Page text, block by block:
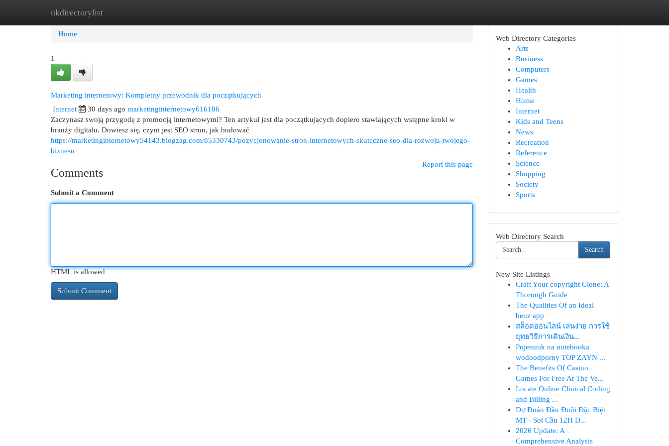
ukdirectorylist
Home New Site Listings
Home
1
Marketing internetowy: Kompletny przewodnik dla początkujących
Internet 30 days ago marketinginternetowy616106
Zaczynasz swoją przygodę z promocją internetowymi? Ten artykuł jest dla początkujących dopiero stawiających wstępne kroki w
branży digitalu. Dowiesz się, czym jest SEO stron, jak budować
https://marketinginternetowy54143.blogzag.com/85330743/pozycjonowanie-stron-internetowych-skuteczne-seo-dla-rozwoju-twojego-
biznesu
Report this page
Comments
Submit a Comment
HTML is allowed
Web Directory Categories
Arts
Business
Computers
Games
Health
Home
Internet
Kids and Teens
News
Recreation
Reference
Science
Shopping
Society
Sports
Web Directory Search
Search
New Site Listings
Craft Your copyright Clone: A
Thorough Guide
The Qualities Of an Ideal
benz app
สล็อตออนไลน์ เล่นง่าย การใช้
ยุทธวิธีการเดินเงิน...
Pojemnik na notebooka
wodoodporny TOP ZAYN ...
The Benefits Of Casino
Games For Free At The Ve...
Locate Online Clinical Coding
and Billing ...
Dự Đoán Đầu Đuôi Đặc Biệt
MT · Soi Cầu 12H D...
2026 Update: A
Comprehensive Analysis